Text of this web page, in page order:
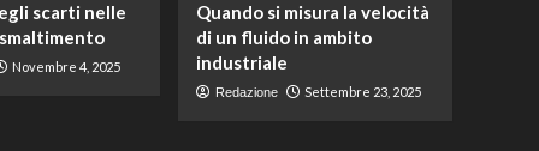
scarti nelle
Novembre 4, 2025
Quando si misura la velocità
di un fluido in ambito
industriale
Redazione Settembre 23, 2025